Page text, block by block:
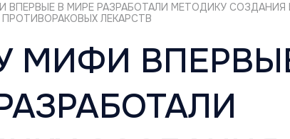
ВПЕРВЫЕ В МИРЕ РАЗРАБОТАЛИ МЕТОДИКУ
ЛЕКАРСТВ
МИФИ